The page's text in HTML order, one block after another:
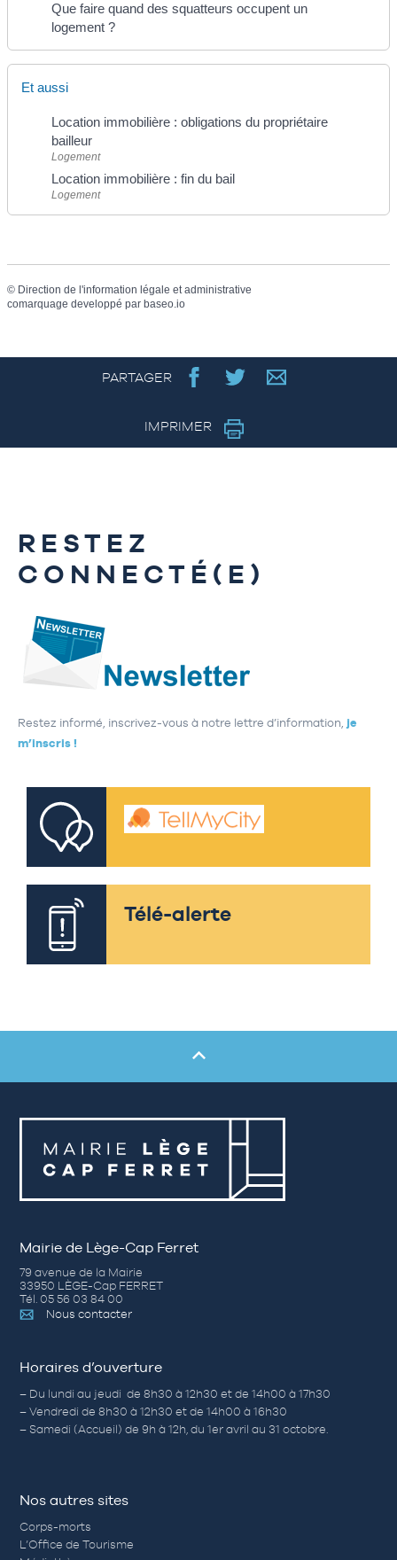
Que faire quand des squatteurs occupent un
logement ?
Et aussi
Location immobilière : obligations du propriétaire
bailleur
Logement
Location immobilière : fin du bail
Logement
© Direction de l'information légale et administrative
comarquage developpé par baseo.io
PARTAGER
IMPRIMER
RESTEZ
CONNECTÉ(E)
Restez informé, inscrivez-vous à notre lettre d’information, je
m’inscris !
Télé-alerte
Mairie de Lège-Cap Ferret
79 avenue de la Mairie
33950 LÈGE-Cap FERRET
Tél. 05 56 03 84 00
Nous contacter
Horaires d’ouverture
– Du lundi au jeudi de 8h30 à 12h30 et de 14h00 à 17h30
– Vendredi de 8h30 à 12h30 et de 14h00 à 16h30
– Samedi (Accueil) de 9h à 12h, du 1er avril au 31 octobre.
Nos autres sites
Corps-morts
L’Office de Tourisme